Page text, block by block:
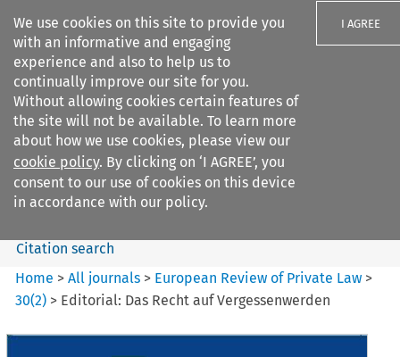
We use cookies on this site to provide you
with an informative and engaging
experience and also to help us to
continually improve our site for you.
Without allowing cookies certain features of
the site will not be available. To learn more
about how we use cookies, please view our
cookie policy. By clicking on ‘I AGREE’, you
consent to our use of cookies on this device
in accordance with our policy.
I AGREE
Search filters
European Review of Private
Law
Search content
Citation search
Home >All journals > European Review of Private Law >
30(2) > Editorial: Das Recht auf Vergessenwerden